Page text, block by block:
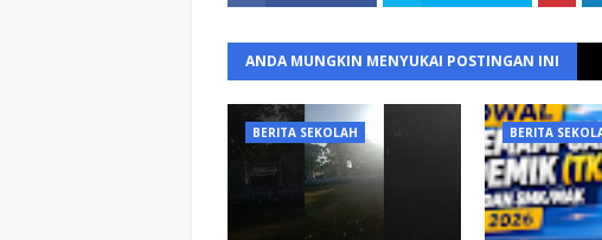
ANDA MUNGKIN MENYUKAI POSTINGAN INI
BERITA SEKOLAH BERITA